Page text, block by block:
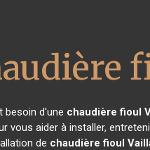
besoin d'une chaudière fioul
vous aider à installer,
de chaudière fioul